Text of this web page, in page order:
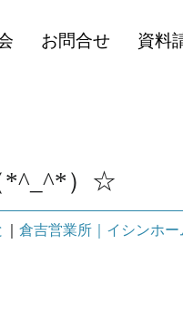
お問合せ 資料
*^_^*）☆
倉吉営業所｜イシンホー